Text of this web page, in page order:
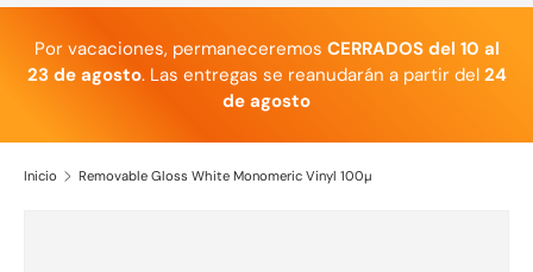
Por vacaciones, permaneceremos CERRADOS del 10 al
23 de agosto. Las entregas se reanudarán a partir del 24
de agosto
Inicio Removable Gloss White Monomeric Vinyl 100µ